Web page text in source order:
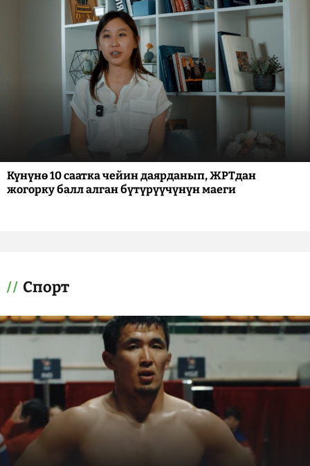
Күнүнө 10 саатка чейин даярданып, ЖРТдан
жогорку балл алган бүтүрүүчүнүн маеги
Спорт